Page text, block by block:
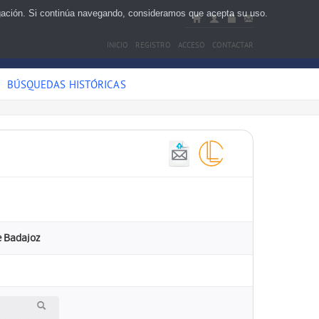
INICIO REGISTRO ACCESO CONTACTAR
BÚSQUEDAS HISTÓRICAS
Badajoz
Si continúa navegando, consideramos que acepta su uso.